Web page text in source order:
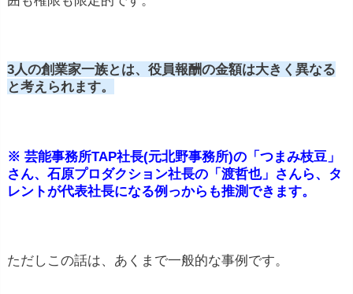
3人の創業家一族とは、役員報酬の金額は大きく異なる
と考えられます。
※ 芸能事務所TAP社長(元北野事務所)の「つまみ枝豆」
さん、石原プロダクション社長の「渡哲也」さんら、タ
レントが代表社長になる例っからも推測できます。
ただしこの話は、あくまで一般的な事例です。